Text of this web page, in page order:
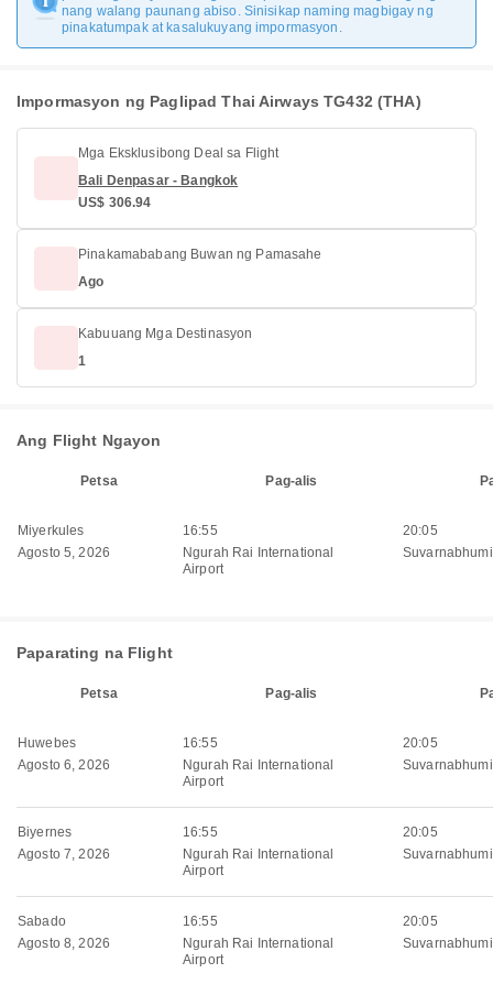
nang walang paunang abiso. Sinisikap naming magbigay ng
pinakatumpak at kasalukuyang impormasyon.
Impormasyon ng Paglipad Thai Airways TG432 (THA)
Mga Eksklusibong Deal sa Flight
Bali Denpasar - Bangkok
US$ 306.94
Pinakamababang Buwan ng Pamasahe
Ago
Kabuuang Mga Destinasyon
1
Ang Flight Ngayon
Petsa Pag-alis
Miyerkules
Agosto 5, 2026
16:55
Ngurah Rai International
Airport
20:05
Paparating na Flight
Petsa Pag-alis
Huwebes
Agosto 6, 2026
16:55
Ngurah Rai International
Airport
20:05
Biyernes
Agosto 7, 2026
16:55
Ngurah Rai International
Airport
20:05
Sabado
Agosto 8, 2026
16:55
Ngurah Rai International
Airport
20:05